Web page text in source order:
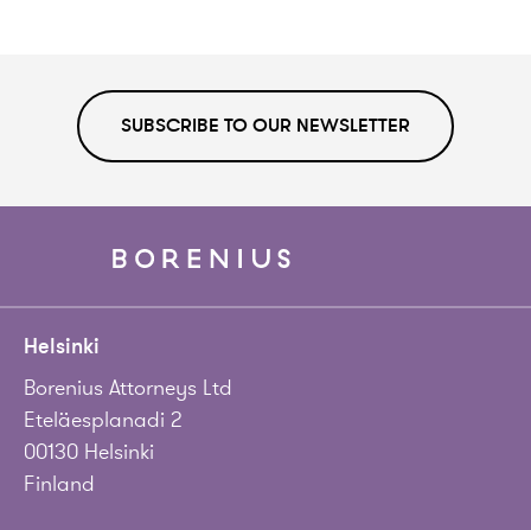
SUBSCRIBE TO OUR NEWSLETTER
Helsinki
Borenius Attorneys Ltd
Eteläesplanadi 2
00130 Helsinki
Finland